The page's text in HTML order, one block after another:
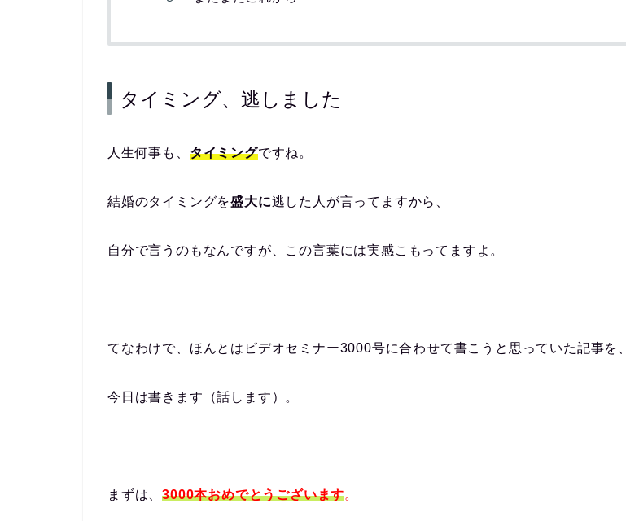
タイミング、逃しました
人生何事も、 タイミングですね。
結婚のタイミングを盛大に逃した人が言ってますから、
自分で言うのもなんですが、この言葉には実感こもってますよ。
てなわけで、ほんとはビデオセミナー3000号に合わせて書こうと思っていた記事を、
今日は書きます（話します）。
まずは、3000本おめでとうございます。